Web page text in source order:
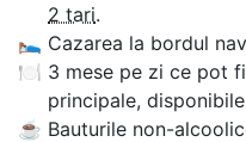
2 tari.
🛌 Cazarea la bordul
🍽 3 mese pe zi ce pot
principale,
☕ Bauturile non-